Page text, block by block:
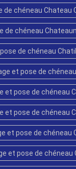
de chéneau Chateau
de chéneau
de chéneau
et pose de
et pose de chéneau
et pose de chéneau
et pose de chéneau
et pose de chéneau